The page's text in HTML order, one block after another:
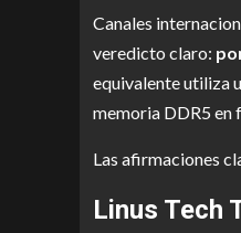
Canales
veredicto claro:
equivalente utiliza
memoria DDR5
Las afirmaciones
Linus Tech